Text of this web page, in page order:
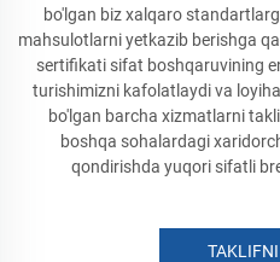
bo'lgan biz xalqaro
mahsulotlarni yetkazib berishga
sertifikati sifat boshqaruvining
turishimizni kafolatlaydi va
bo'lgan barcha xizmatlarni
boshqa sohalardagi
qondirishda yuqori sifatli